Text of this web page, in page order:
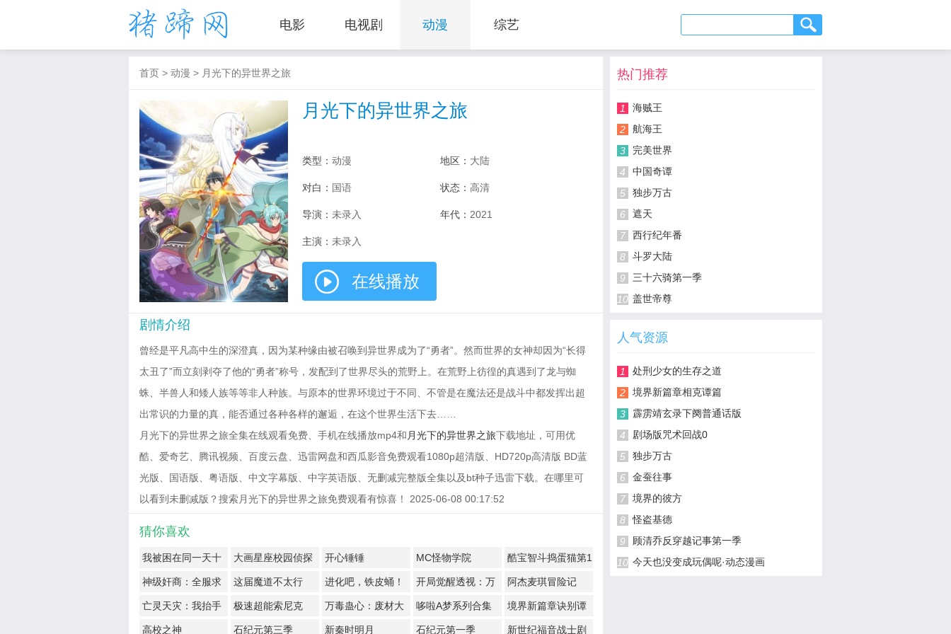
电影 电视剧 动漫 综艺
首页 > 动漫 > 月光下的异世界之旅
月光下的异世界之旅
类型： 动漫 地区： 大陆
对白： 国语 状态： 高清
导演： 未录入 年代： 2021
主演： 未录入
在线播放
剧情介绍
曾经是平凡高中生的深澄真，因为某种缘由被召唤到异世界成为了“勇者”。然而世界的女神却因为“长得
太丑了”而立刻剥夺了他的“勇者”称号，发配到了世界尽头的荒野上。在荒野上彷徨的真遇到了龙与蜘
蛛、半兽人和矮人族等等非人种族。与原本的世界环境过于不同、不管是在魔法还是战斗中都发挥出超
出常识的力量的真，能否通过各种各样的邂逅，在这个世界生活下去……
月光下的异世界之旅全集在线观看免费、手机在线播放mp4和 月光下的异世界之旅下载地址，可用优
酷、爱奇艺、腾讯视频、百度云盘、迅雷网盘和西瓜影音免费观看1080p超清版、HD720p高清版 BD蓝
光版、国语版、粤语版、中文字幕版、中字英语版、无删减完整版全集以及bt种子迅雷下载。在哪里可
以看到未删减版？搜索月光下的异世界之旅免费观看有惊喜！ 2025-06-08 00:17:52
猜你喜欢
我被困在同一天十
万年
大画星座校园侦探
第2季
开心锤锤 MC怪物学院
酷宝智斗捣蛋猫第1
季
神级奸商：全服求
我别薅了
这届魔道不太行 进化吧，铁皮蛹！
开局觉醒透视：万
物皆透,我即无敌
阿杰麦琪冒险记
亡灵天灾：我抬手
百万骨海
极速超能索尼克
万毒蛊心：废材大
小姐杀疯了
哆啦A梦系列合集
境界新篇章诀别谭
篇
高校之神 石纪元第三季 新秦时明月 石纪元第一季 新世纪福音战士剧
热门推荐
1
海贼王
2
航海王
3
完美世界
4
中国奇谭
5
独步万古
6
遮天
7
西行纪年番
8
斗罗大陆
9
三十六骑第一季
10 盖世帝尊
人气资源
1
处刑少女的生存之道
2
境界新篇章相克谭篇
3
霹雳靖玄录下阕普通话版
4
剧场版咒术回战0
5
独步万古
6
金蚕往事
7
境界的彼方
8
怪盗基德
9
顾清乔反穿越记事第一季
10 今天也没变成玩偶呢·动态漫画